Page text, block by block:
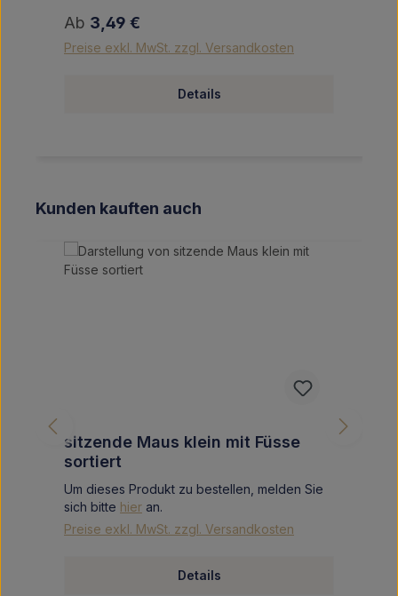
Regulärer Preis:
Ab 3,49 €
Preise exkl. MwSt. zzgl. Versandkosten
Details
Produktgalerie überspringen
Kunden kauften auch
sitzende Maus klein mit Füsse
sortiert
Um dieses Produkt zu bestellen, melden Sie
sich bitte hier an.
Preise exkl. MwSt. zzgl. Versandkosten
Details